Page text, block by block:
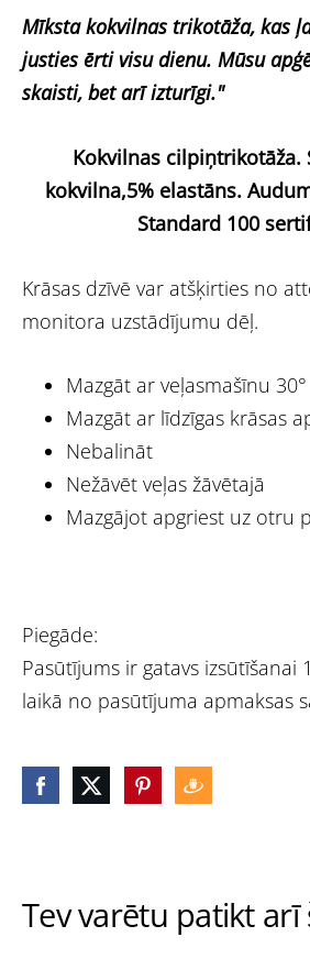
Mīksta kokvilnas trikotāža, kas
justies ērti visu dienu. Mūsu
skaisti, bet arī izturīgi."
Kokvilnas cilpiņtrikotāža.
kokvilna,5% elastāns.
Standard 100
Krāsas dzīvē var atšķirties no
monitora uzstādījumu dēļ.
Mazgāt ar veļasmašīnu 30°
Mazgāt ar līdzīgas krāsas
Nebalināt
Nežāvēt veļas žāvētajā
Mazgājot apgriest uz otru
Piegāde:
Pasūtījums ir gatavs izsūtīšanai
laikā no pasūtījuma apmaksas
Tev varētu patikt arī